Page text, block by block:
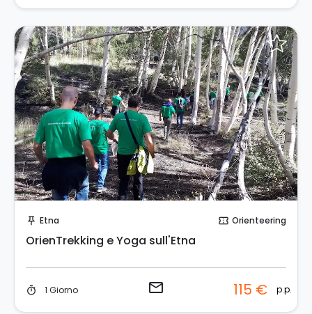
push_pin Etna confirmation_number Orienteering
OrienTrekking e Yoga sull'Etna
timer 1 Giorno email 115 € p.p.